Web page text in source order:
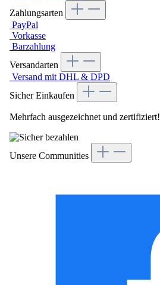
Zahlungsarten
PayPal
Vorkasse
Barzahlung
Versandarten
Versand mit DHL & DPD
Sicher Einkaufen
Mehrfach ausgezeichnet und zertifiziert!
Unsere Communities